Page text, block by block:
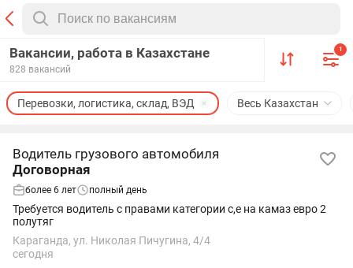
Вакансии, работа в Казахстане
828 вакансий
1
Весь Казахстан
Перевозки, логистика, склад, ВЭД
Водитель грузового автомобиля
Договорная
более 6 лет полный день
Требуется водитель с правами категории с,е на камаз евро 2
полутяг
Караганда, ул. Николая Пичугина, 4/4
сегодня